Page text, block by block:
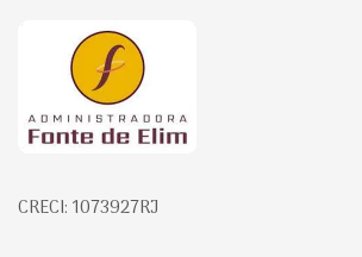
Página inicial
CRECI: 1073927RJ